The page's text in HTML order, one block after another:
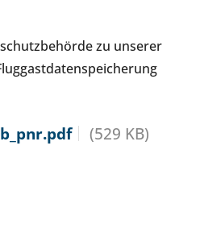
zu unserer
(529 KB)